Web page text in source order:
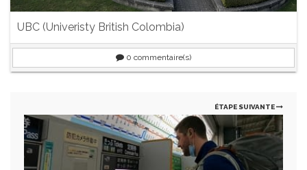
UBC (Univeristy British Colombia)
0 commentaire(s)
ÉTAPE SUIVANTE